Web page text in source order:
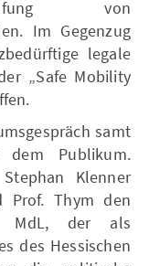
von
Im Gegenzug
legale
„Safe Mobility
samt
dem Publikum.
Klenner
Prof. Thym den
MdL, der als
des Hessischen